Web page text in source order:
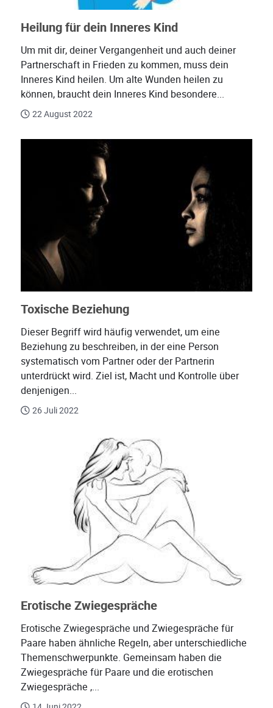
Heilung für dein Inneres Kind
Um mit dir, deiner Vergangenheit und auch deiner
Partnerschaft in Frieden zu kommen, muss dein
Inneres Kind heilen. Um alte Wunden heilen zu
können, braucht dein Inneres Kind besondere...
22 August 2022
Toxische Beziehung
Dieser Begriff wird häufig verwendet, um eine
Beziehung zu beschreiben, in der eine Person
systematisch vom Partner oder der Partnerin
unterdrückt wird. Ziel ist, Macht und Kontrolle über
denjenigen...
26 Juli 2022
Erotische Zwiegespräche
Erotische Zwiegespräche und Zwiegespräche für
Paare haben ähnliche Regeln, aber unterschiedliche
Themenschwerpunkte. Gemeinsam haben die
Zwiegespräche für Paare und die erotischen
Zwiegespräche ,...